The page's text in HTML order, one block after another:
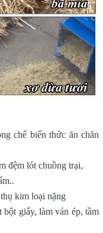
chế biến thức ăn chăn
đệm lót chuồng trại,
kim loại nặng
giấy, làm ván ép, tầm